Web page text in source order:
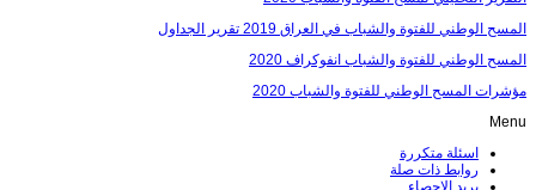
المسح الوطني للفتوة والشباب في العراق 2019 تقرير الجداول
المسح الوطني للفتوة والشباب انفوكراف 2020
مؤشرات المسح الوطني للفتوة والشباب 2020
Menu
اسئلة متكررة
روابط ذات صلة
بريد الاحصاء